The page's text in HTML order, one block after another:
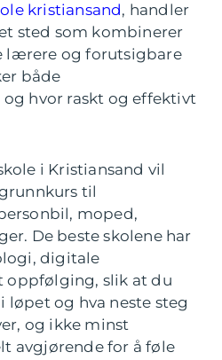
kristiansand, handler
sted som kombinerer
lærere og forutsigbare
både
hvor raskt og effektivt
i Kristiansand vil
til
moped,
De beste skolene har
digitale
oppfølging, slik at du
løpet og hva neste steg
og ikke minst
avgjørende for å føle